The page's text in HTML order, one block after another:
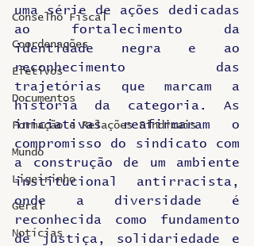
Conselho Fiscal
Coordenações
Efetivos
Documentos
Formação e Relações Sindicais
Mundo
Ligeirinho
Geral
Notícias
uma série de ações dedicadas
ao fortalecimento da
identidade negra e ao
reconhecimento das
trajetórias que marcam a
história da categoria. As
iniciativas reafirmaram o
compromisso do sindicato com
a construção de um ambiente
institucional antirracista,
onde a diversidade é
reconhecida como fundamento
de justiça, solidariedade e